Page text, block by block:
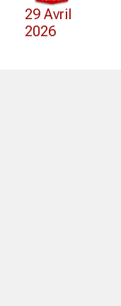
29 Avril
2026